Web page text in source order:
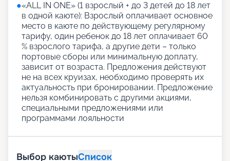
●«АLL IN ONE» (1 взрослый + до 3 детей до 18 лет
в одной каюте): Взрослый оплачивает основное
место в каюте по действующему регулярному
тарифу, один ребенок до 18 лет оплачивает 60
% взрослого тарифа, а другие дети – только
портовые сборы или минимальную доплату,
зависит от возраста. Предложения действуют
не на всех круизах, необходимо проверять их
актуальность при бронировании. Предложение
нельзя комбинировать с другими акциями,
специальными предложениями или
программами лояльности
Выбор каютыСписок